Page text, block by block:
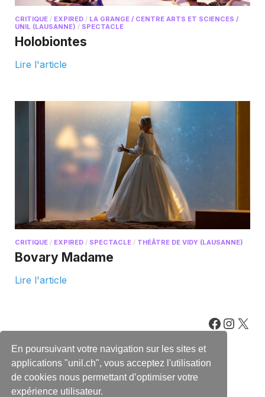
En poursuivant votre navigation sur les sites et
applications "unil.ch", vous acceptez l'utilisation
de cookies nous permettant d’optimiser votre
expérience utilisateur.
CRITIQUE / EXPIRED / LA GRANGE / CENTRE ARTS ET SCIENCES /
UNIL (LAUSANNE) / SPECTACLE
Holobiontes
Lire l'article
CRITIQUE / EXPIRED / SPECTACLE / THÉÂTRE DE VIDY (LAUSANNE)
Bovary Madame
Lire l'article